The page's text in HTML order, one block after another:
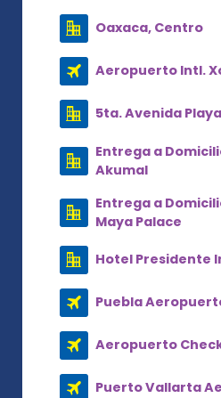
Oaxaca, Centro
Aeropuerto Intl.
5ta. Avenida
Entrega a
Akumal
Entrega a
Maya Palace
Hotel Presidente
Puebla
Aeropuerto
Puerto Vallarta